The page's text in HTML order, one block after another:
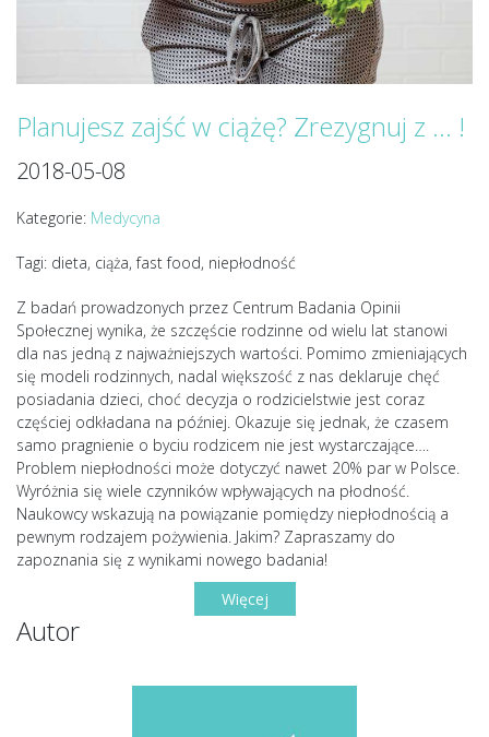
Planujesz zajść w ciążę? Zrezygnuj z … !
2018-05-08
Kategorie: Medycyna
Tagi: dieta, ciąża, fast food, niepłodność
Z badań prowadzonych przez Centrum Badania Opinii
Społecznej wynika, że szczęście rodzinne od wielu lat stanowi
dla nas jedną z najważniejszych wartości. Pomimo zmieniających
się modeli rodzinnych, nadal większość z nas deklaruje chęć
posiadania dzieci, choć decyzja o rodzicielstwie jest coraz
częściej odkładana na później. Okazuje się jednak, że czasem
samo pragnienie o byciu rodzicem nie jest wystarczające….
Problem niepłodności może dotyczyć nawet 20% par w Polsce.
Wyróżnia się wiele czynników wpływających na płodność.
Naukowcy wskazują na powiązanie pomiędzy niepłodnością a
pewnym rodzajem pożywienia. Jakim? Zapraszamy do
zapoznania się z wynikami nowego badania!
Więcej
Autor